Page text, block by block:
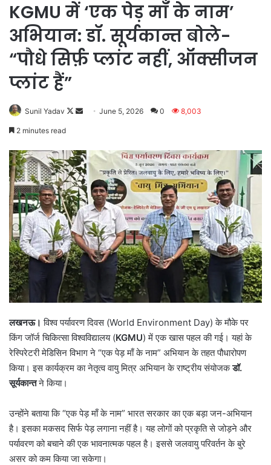
KGMU में ‘एक पेड़ माँ के नाम’
अभियान: डॉ. सूर्यकान्त बोले-
“पौधे सिर्फ़ प्लांट नहीं, ऑक्सीजन
प्लांट हैं”
Sunil Yadav
F
l
o
w
o
n
X
d
a
n
e
m
a
i
l
June 5, 2026 0 8,003
2 minutes read
लखनऊ। विश्व पर्यावरण दिवस (World Environment Day) के मौके पर
किंग जॉर्ज चिकित्सा विश्वविद्यालय (KGMU) में एक खास पहल की गई। यहां के
रेस्पिरेटरी मेडिसिन विभाग ने “एक पेड़ माँ के नाम” अभियान के तहत पौधारोपण
किया। इस कार्यक्रम का नेतृत्व वायु मित्र अभियान के राष्ट्रीय संयोजकडॉ.
सूर्यकान्तने किया।
उन्होंने बताया कि “एक पेड़ माँ के नाम” भारत सरकार का एक बड़ा जन-अभियान
है। इसका मकसद सिर्फ पेड़ लगाना नहीं है। यह लोगों को प्रकृति से जोड़ने और
पर्यावरण को बचाने की एक भावनात्मक पहल है। इससे जलवायु परिवर्तन के बुरे
असर को कम किया जा सकेगा।